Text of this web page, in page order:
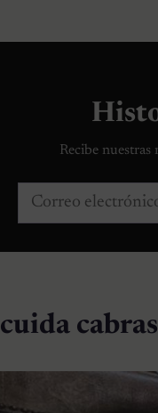
Recibe nuestras
Correo electrónico